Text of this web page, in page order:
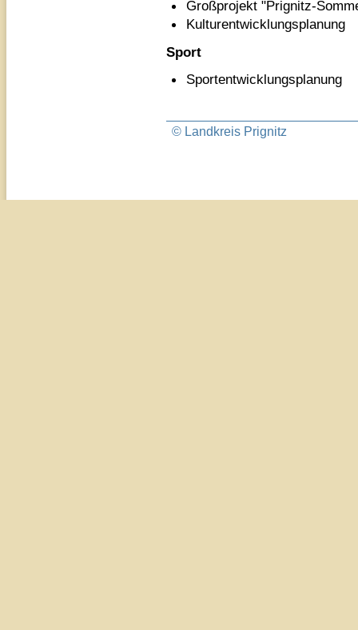
Großprojekt "Prignitz-
Kulturentwicklungsplanung
Sport
Sportentwicklungsplanung
© Landkreis Prignitz